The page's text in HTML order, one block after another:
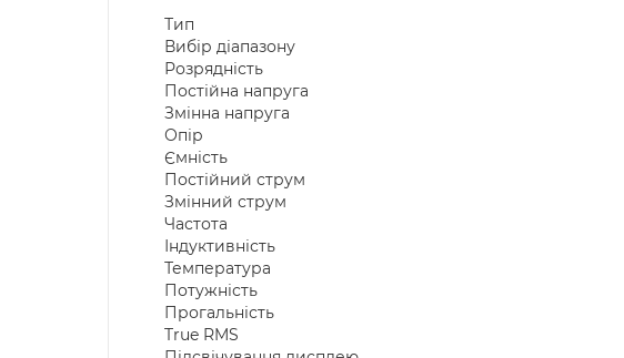
Тип
Вибір діапазону
Розрядність
Постійна напруга
Змінна напруга
Опір
Ємність
Постійний струм
Змінний струм
Частота
Індуктивність
Температура
Потужність
Прогальність
True RMS